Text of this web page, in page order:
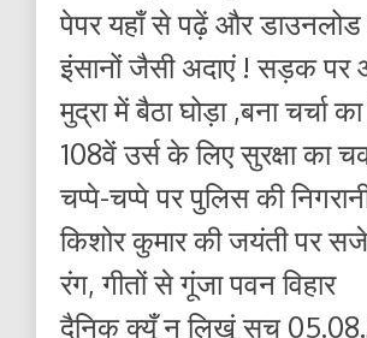
पेपर यहाँ से पढ़ें और
इंसानों जैसी अदाएं ! सड़क पर
मुद्रा में बैठा घोड़ा ,बना चर्चा
108वें उर्स के लिए सुरक्षा का
चप्पे-चप्पे पर पुलिस की
किशोर कुमार की जयंती पर
रंग, गीतों से गूंजा पवन विहार
दैनिक क्यूँ न लिखूं सच